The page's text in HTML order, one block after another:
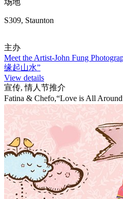
场地
S309, Staunton
主办
Meet the Artist-John Fung
缘起山水”
View details
宣传, 情人节推介
Fatina & Chefo,“Love is All